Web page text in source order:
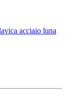
acciaio luna